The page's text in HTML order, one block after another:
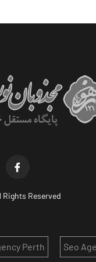
Rights Reserved
Seo
Perth